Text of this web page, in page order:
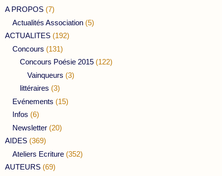
A PROPOS (7)
Actualités Association (5)
ACTUALITES (192)
Concours (131)
Concours Poésie 2015 (122)
Vainqueurs (3)
littéraires (3)
Evénements (15)
Infos (6)
Newsletter (20)
AIDES (369)
Ateliers Ecriture (352)
AUTEURS (69)